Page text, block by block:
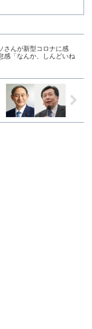
さんが新型コロナに感
感「なんか、しんどいね